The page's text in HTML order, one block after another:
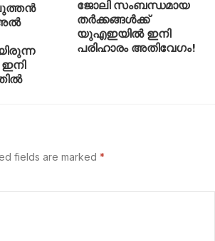
ജോലി സംബന്ധമായ
തർക്കങ്ങൾക്ക്
യുഎഇയിൽ ഇനി
പരിഹാരം അതിവേഗം!
fields are marked *